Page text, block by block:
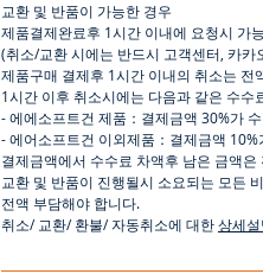
교환 및 반품이 가능한 경우
제품결제완료후 1시간 이내에 요청시 가
(취소/교환 시에는 반드시 고객센터 카카
제품구매 결제후 1시간 이내의 취소는 전
1시간 이후 취소시에는 다음과 같은 수수
-에에소프트건 제품 ： 결제금액 30%가
-에어소프트건 이외제품 ： 결제금액 10%
결제금액에서 수수료 차액후 남은 금액은
교환 및 반품이 진행될시 소요되는 모든
전액 부담해야 합니다.
취소/ 교환/환불/자동취소에 대한상세